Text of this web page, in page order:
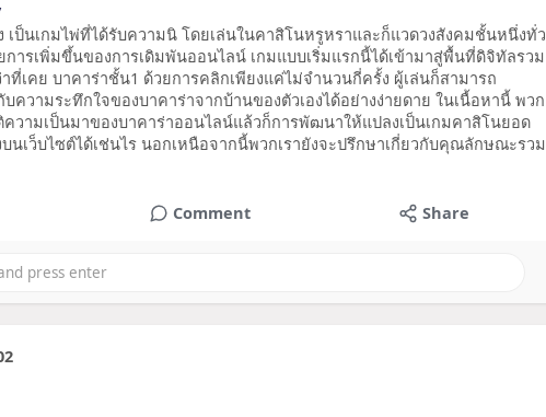
เป็นเกมไพ่ที่ได้รับความนิ โดยเล่นในคาสิโนหรูหราและก็แวดวงสังคมชั้นหนึ่งทั่ว
การเพิ่มขึ้นของการเดิมพันออนไลน์ เกมแบบเริ่มแรกนี้ได้เข้ามาสู่พื้นที่ดิจิทัลรวม
าที่เคย บาคาร่าชั้น1 ด้วยการคลิกเพียงแค่ไม่จำนวนกี่ครั้ง ผู้เล่นก็สามารถ
บความระทึกใจของบาคาร่าจากบ้านของตัวเองได้อย่างง่ายดาย ในเนื้อหานี้ พวก
ความเป็นมาของบาคาร่าออนไลน์แล้วก็การพัฒนาให้แปลงเป็นเกมคาสิโนยอด
นเว็บไซต์ได้เช่นไร นอกเหนือจากนี้พวกเรายังจะปรึกษาเกี่ยวกับคุณลักษณะรวม
Comment Share